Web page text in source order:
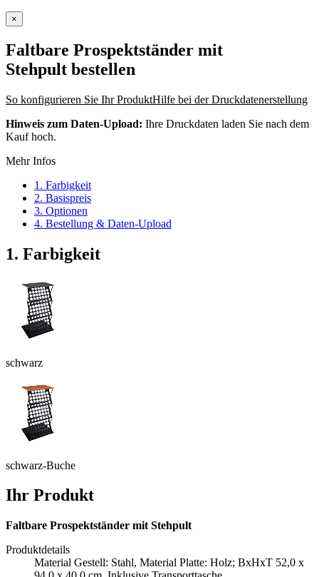
×
Faltbare Prospektständer mit
Stehpult bestellen
So konfigurieren Sie Ihr ProduktHilfe bei der Druckdatenerstellung
Hinweis zum Daten-Upload: Ihre Druckdaten laden Sie nach dem
Kauf hoch.
Mehr Infos
1. Farbigkeit
2. Basispreis
3. Optionen
4. Bestellung & Daten-Upload
1. Farbigkeit
schwarz
schwarz-Buche
Ihr Produkt
Faltbare Prospektständer mit Stehpult
Produktdetails
Material Gestell: Stahl, Material Platte: Holz; BxHxT 52,0 x